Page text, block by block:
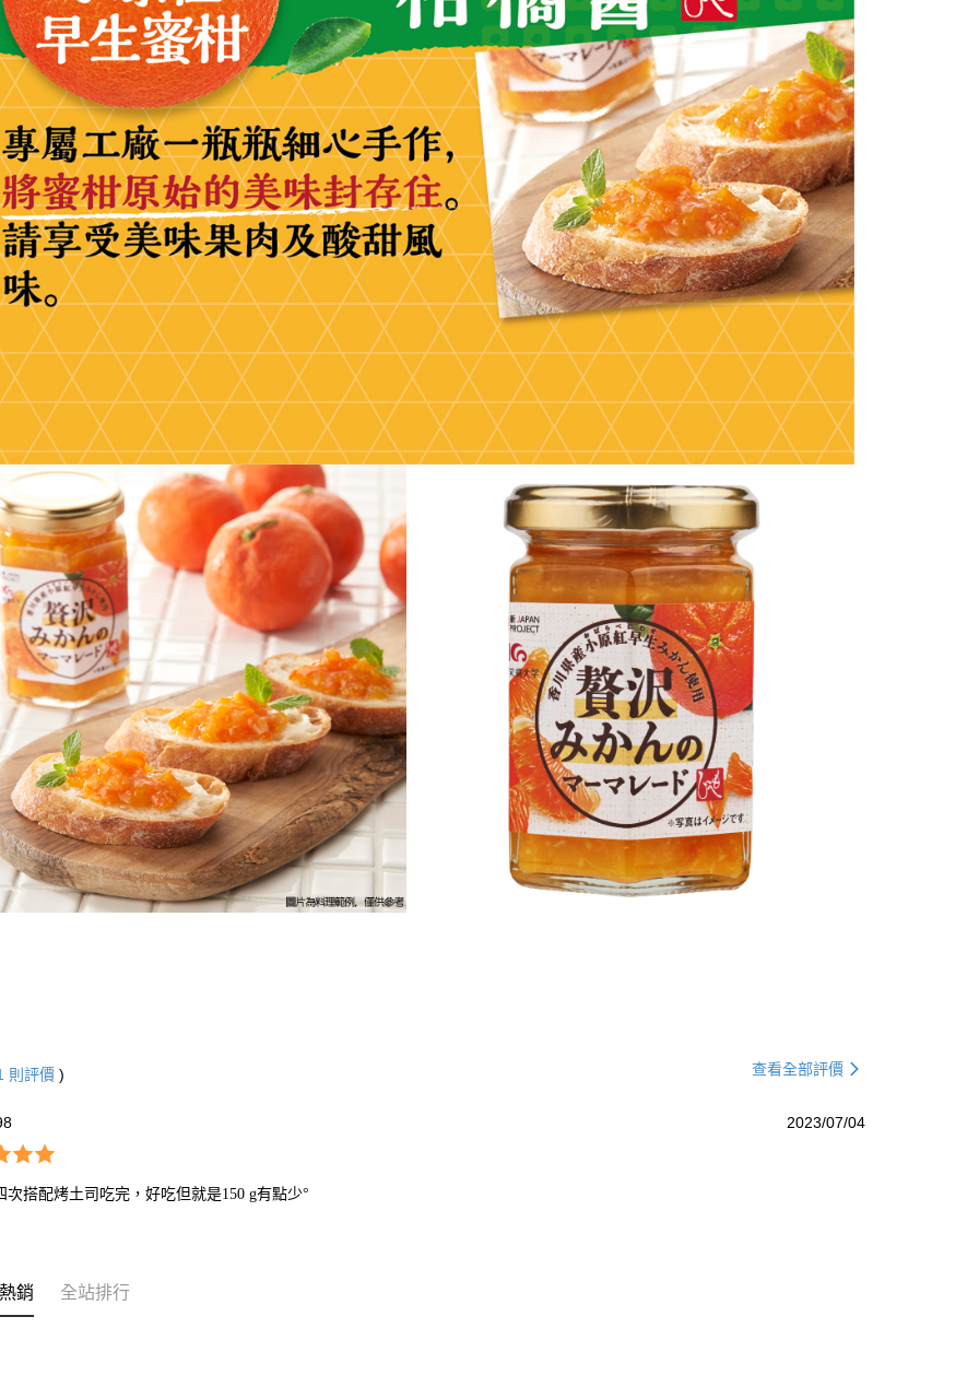
交易，需依本服務之必要範圍內提供個人資料，並將交易相關給付款項請
求債權轉讓予恩沛科技股份有限公司。
２．關於個人資料處理事宜，請瀏覽以下網址：
https://aftee.tw/terms/#terms3
３．未成年的使用者請事先徵得法定代理人或監護人之同意方可使用
「AFTEE先享後付」，若未經同意申辦者引起之損失，本公司不負相關責
任。
４．使用「AFTEE先享後付」時，將依據個別帳號之用戶狀況，依本公司
即時審查核予不同之上限額度；若仍有額度不足之情形，本公司將視審查
結果請求用戶進行身份認證。
５．嚴禁一人註冊多個帳號或使用他人資訊註冊。若發現惡意使用之情
形，恩沛科技股份有限公司將有權停止該用戶之使用額度並採取法律行
動。
則評價 ) 查看全部評價
2023/07/04
次搭配烤土司吃完，好吃但就是150 g有點少°
銷 全站排行